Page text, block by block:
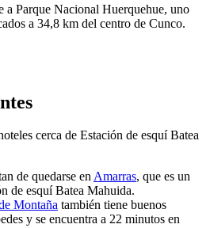
a Parque Nacional Huerquehue, uno
a 34,8 km del centro de Cunco.
cerca de Estación de esquí Batea
de quedarse enAmarras, que es un
de esquí Batea Mahuida.
Montaña también tiene buenos
y se encuentra a 22 minutos en